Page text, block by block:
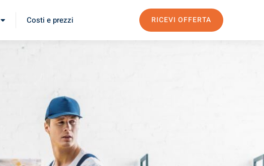
Costi e prezzi RICEVI OFFERTA